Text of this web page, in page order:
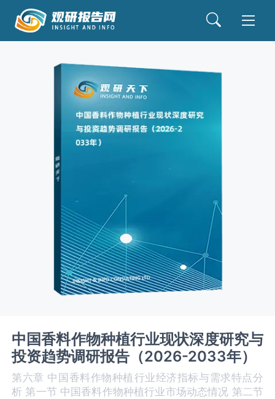
中国香料作物种植行业现状深度研究与
投资趋势调研报告（2026-2033年）
第六章 中国香料作物种植‌‌‌行业经济指标与需求特点分
析 第一节 中国香料作物种植‌‌‌行业市场动态情况 第二节